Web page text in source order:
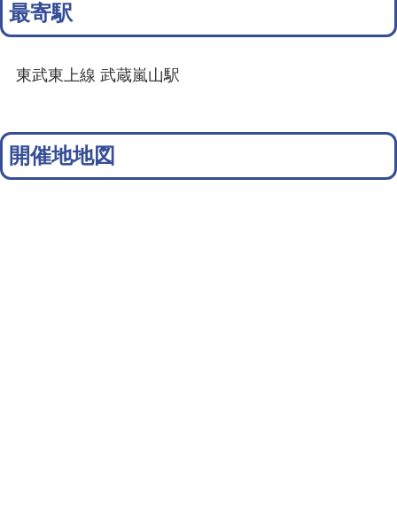
最寄駅
東武東上線 武蔵嵐山駅
開催地地図